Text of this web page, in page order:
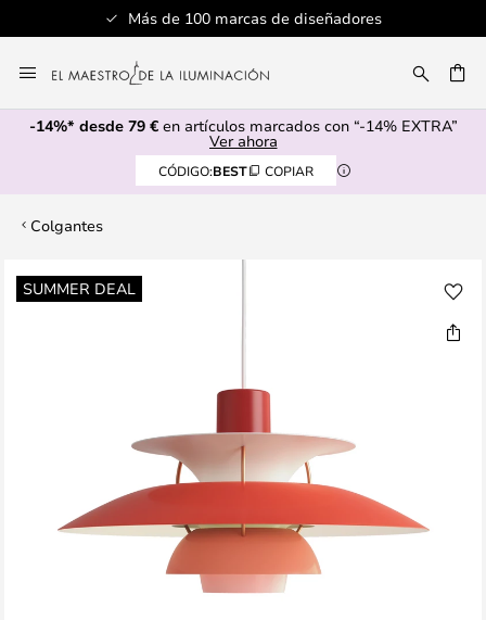
Más de 100 marcas de diseñadores
al
contenido
-14%* desde 79 €en artículos marcados con “-14% EXTRA”
Ver ahora
CÓDIGO:BEST COPIAR
Colgantes
SUMMER DEAL
Saltar
al